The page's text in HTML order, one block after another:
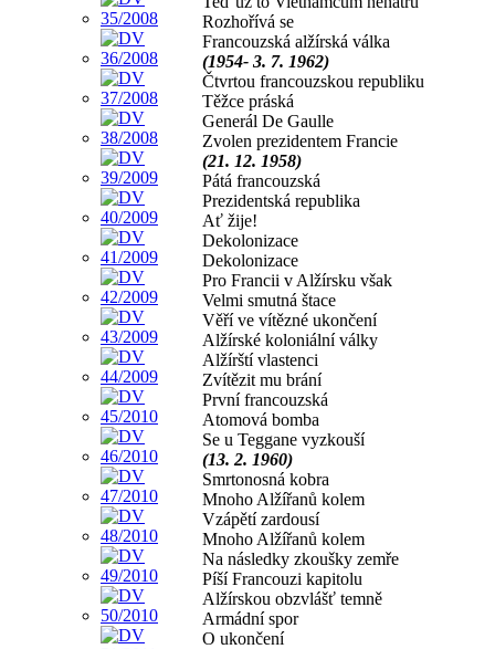
Rozhořívá se
Francouzská alžírská válka
(1954- 3. 7. 1962)
Čtvrtou francouzskou republiku
Těžce práská
Generál De Gaulle
Zvolen prezidentem Francie
(21. 12. 1958)
Pátá francouzská
Prezidentská republika
Ať žije!
Dekolonizace
Dekolonizace
Pro Francii v Alžírsku však
Velmi smutná štace
Věří ve vítězné ukončení
Alžírské koloniální války
Alžírští vlastenci
Zvítězit mu brání
První francouzská
Atomová bomba
Se u Teggane vyzkouší
(13. 2. 1960)
Smrtonosná kobra
Mnoho Alžířanů kolem
Vzápětí zardousí
Mnoho Alžířanů kolem
Na následky zkoušky zemře
Píší Francouzi kapitolu
Alžírskou obzvlášť temně
Armádní spor
O ukončení